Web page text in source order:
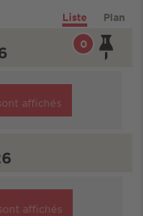
Liste Plan
0
affichés
affichés